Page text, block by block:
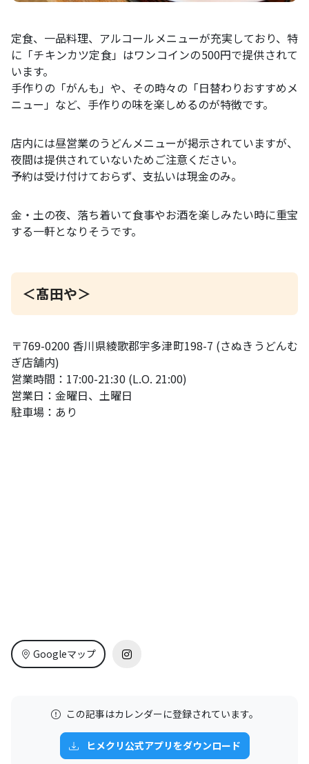
定食、一品料理、アルコールメニューが充実しており、特
に「チキンカツ定食」はワンコインの500円で提供されて
います。
手作りの「がんも」や、その時々の「日替わりおすすめメ
ニュー」など、手作りの味を楽しめるのが特徴です。
店内には昼営業のうどんメニューが掲示されていますが、
夜間は提供されていないためご注意ください。
予約は受け付けておらず、支払いは現金のみ。
金・土の夜、落ち着いて食事やお酒を楽しみたい時に重宝
する一軒となりそうです。
＜髙田や＞
〒769-0200 香川県綾歌郡宇多津町198-7 (さぬきうどんむ
ぎ店舗内)
営業時間：17:00-21:30 (L.O. 21:00)
営業日：金曜日、土曜日
駐車場：あり
Googleマップ
この記事はカレンダーに登録されています。
ヒメクリ公式アプリをダウンロード